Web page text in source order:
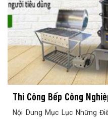
Thi Công Bếp Công
Nội Dung Mục Lục Những